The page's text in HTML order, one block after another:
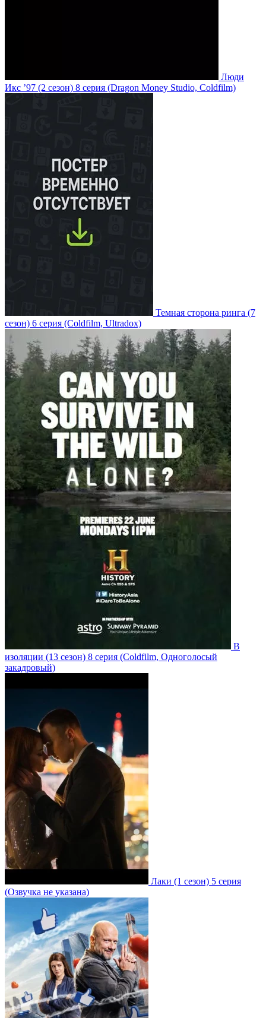
Люди
Икс ’97 (2 сезон) 8 серия (Dragon Money Studio, Coldfilm)
Темная сторона ринга (7
сезон) 6 серия (Coldfilm, Ultradox)
В
изоляции (13 сезон) 8 серия (Coldfilm, Одноголосый
закадровый)
Лаки (1 сезон) 5 серия
(Озвучка не указана)